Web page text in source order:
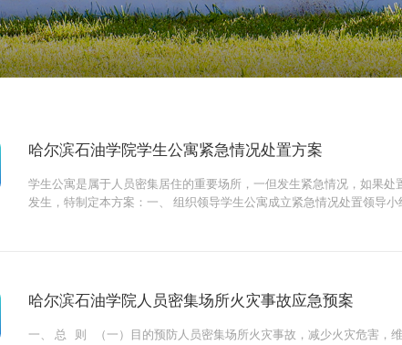
哈尔滨石油学院学生公寓紧急情况处置方案
学生公寓是属于人员密集居住的重要场所，一但发生紧急情况，如果
发生，特制定本方案：一、 组织领导学生公寓成立紧急情况处置领导
哈尔滨石油学院人员密集场所火灾事故应急预案
一、 总 则 （一）目的预防人员密集场所火灾事故，减少火灾危害，